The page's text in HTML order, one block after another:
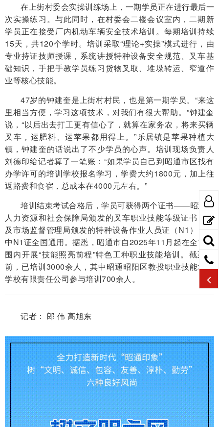
在上街村委会实操训练场上，一期学员正在进行最后一
次实操练习。与此同时，在村委会二楼会议室内，二期新
学员正在接受厂内机动车辆安全技术培训。每期培训持续
15天，共120个学时。培训采取“理论+实操”模式进行，由
专业持证技师授课，系统讲授特种设备安全规范、叉车基
础知识，手把手教学员练习货物叉取、堆垛转运、窄道作
业等核心技能。
47岁的钟建奎是上街村村民，也是第一期学员。“来这
里相当方便，学习这项技术，对我们有很大帮助。”钟建奎
说，“以后出去打工更有信心了，就算在家务农，将来买辆
叉车，运肥料、运苹果都用得上。”乐居镇是苹果种植大
镇，钟建奎的话说出了不少学员的心声。培训现场负责人
刘德印给记者算了一笔账：“如果学员自己到昭通市区找有
办学许可的培训学校报名学习，学费大约1800元，加上往
返路费和食宿，总成本在4000元左右。”
培训结束考试合格后，学员可获得两个证书——昭通市
人力资源和社会保障局颁发的叉车职业技能等级证书，以
及市场监督管理局颁发的特种设备作业人员证（N1），其
中N1证全国通用。据悉，昭通市自2025年11月起在全市范
围内开展“技能照亮前程”特色工种职业技能培训。截至目
前，已培训3000余人，其中昭通昭阳区教投职业技能培训
学校有限责任公司参与培训700余人。
记者： 郎 伟 高旭东